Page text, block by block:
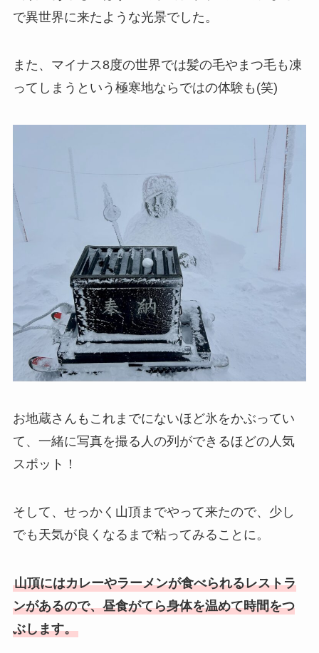
で異世界に来たような光景でした。
また、マイナス8度の世界では髪の毛やまつ毛も凍
ってしまうという極寒地ならではの体験も(笑)
お地蔵さんもこれまでにないほど氷をかぶってい
て、一緒に写真を撮る人の列ができるほどの人気
スポット！
そして、せっかく山頂までやって来たので、少し
でも天気が良くなるまで粘ってみることに。
山頂にはカレーやラーメンが食べられるレストラ
ンがあるので、昼食がてら身体を温めて時間をつ
ぶします。